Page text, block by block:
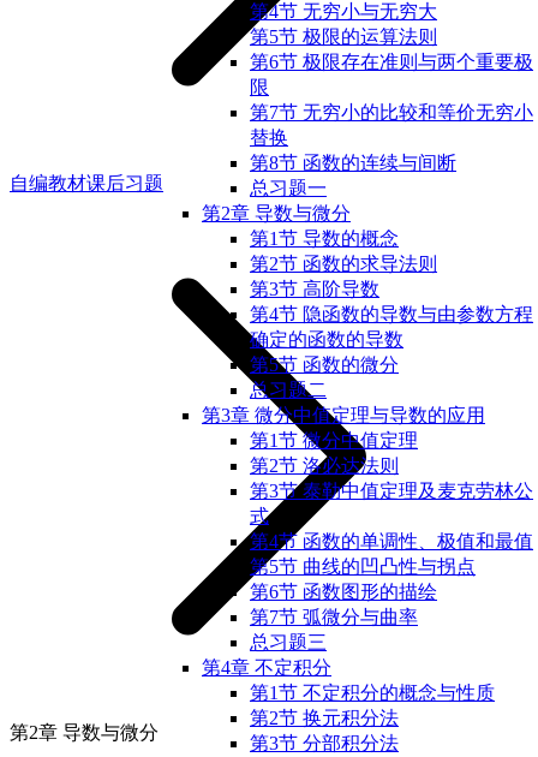
第4节 无穷小与无穷大
第5节 极限的运算法则
第6节 极限存在准则与两个重要极
限
第7节 无穷小的比较和等价无穷小
替换
第8节 函数的连续与间断
总习题一
第2章 导数与微分
第1节 导数的概念
第2节 函数的求导法则
第3节 高阶导数
第4节 隐函数的导数与由参数方程
确定的函数的导数
第5节 函数的微分
总习题二
第3章 微分中值定理与导数的应用
第1节 微分中值定理
第2节 洛必达法则
第3节 泰勒中值定理及麦克劳林公
式
第4节 函数的单调性、极值和最值
第5节 曲线的凹凸性与拐点
第6节 函数图形的描绘
第7节 弧微分与曲率
总习题三
第4章 不定积分
第1节 不定积分的概念与性质
第2节 换元积分法
第3节 分部积分法
自编教材课后习题
第2章 导数与微分